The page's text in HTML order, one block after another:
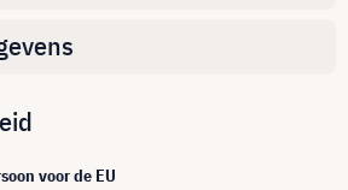
voor de EU